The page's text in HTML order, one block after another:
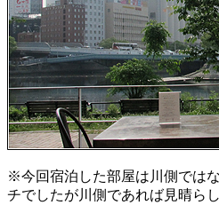
※今回宿泊した部屋は川側では
チでしたが川側であれば見晴ら